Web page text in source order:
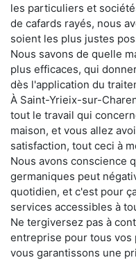
les particuliers et
de cafards rayés, nous
soient les plus justes
Nous savons de quelle
plus efficaces, qui
dès l'application du
À Saint-Yrieix-sur-
tout le travail qui
maison, et vous allez
satisfaction, tout ceci à
Nous avons conscience
germaniques peut
quotidien, et c'est pour
services accessibles à
Ne tergiversez pas à
entreprise pour tous vos
vous garantissons une